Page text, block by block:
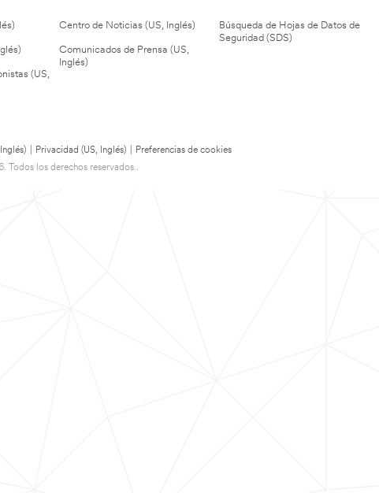
(US,
Centro de Noticias (US, Inglés)
Comunicados de Prensa (US,
Inglés)
Búsqueda de Hojas de Datos de
Seguridad (SDS)
Privacidad (US, Inglés)
Preferencias de cookies
Todos los derechos reservados..